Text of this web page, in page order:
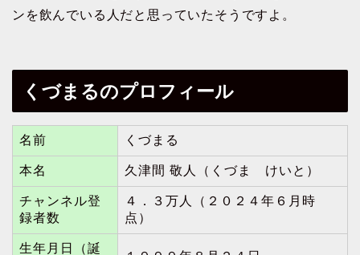
ンを飲んでいる人だと思っていたそうですよ。
くづまるのプロフィール
名前 くづまる
本名 久津間 敬人（くづま けいと）
チャンネル登
録者数
４．３万人（２０２４年６月時
点）
生年月日（誕